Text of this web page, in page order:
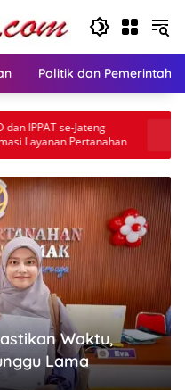
Politik dan
Pertamina Patra
5 Penghargaan
Waktu,
Lama